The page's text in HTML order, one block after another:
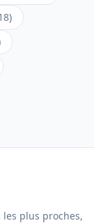
plus proches,